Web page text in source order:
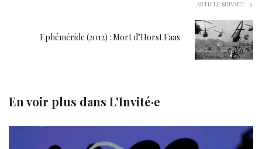
ARTICLE SUIVANT
Ephéméride (2012) : Mort d’Horst Faas
En voir plus dans L'Invité·e